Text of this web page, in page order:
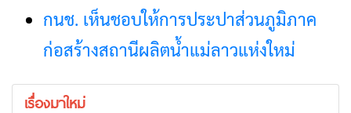
กนช. เห็นชอบให้การประปาส่วนภูมิภาค
ก่อสร้างสถานีผลิตน้ำแม่ลาวแห่งใหม่
เรื่องมาใหม่